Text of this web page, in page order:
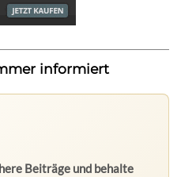
informiert
Beiträge und behalte